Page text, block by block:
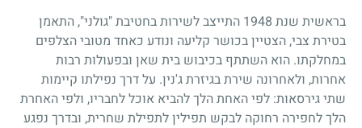
בראשית שנת 1948 התייצב לשירות בחטיבת "גולני", התאמן
בטירת צבי, הצטיין בכושר קליעה ונודע כאחד מטובי הצלפים
במחלקתו. הוא השתתף בכיבוש בית שאן ובפעולות רבות
אחרות, ולאחרונה שירת בגיזרת ג'נין. על דרך נפילתו קיימות
שתי גירסאות: לפי האחת הלך להביא אוכל לחבריו, ולפי האחרת
הלך לחפירה רחוקה לבקש תפילין לתפילת שחרית, ובדרך נפגע